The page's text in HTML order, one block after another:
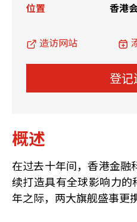
位置
香港
造访网站
登记
概述
在过去十年间，香港金
续打造具有全球影响力
年之际，两大旗舰盛事更